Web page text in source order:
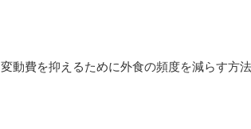
変動費を抑えるために外食の頻度を減らす方法